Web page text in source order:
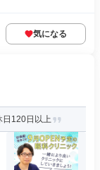
気になる
120日以上